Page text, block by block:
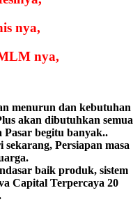
nya,
nya,
menurun dan kebutuhan
akan dibutuhkan semua
Pasar begitu banyak..
Persiapan masa
baik produk, sistem
Capital Terpercaya 20